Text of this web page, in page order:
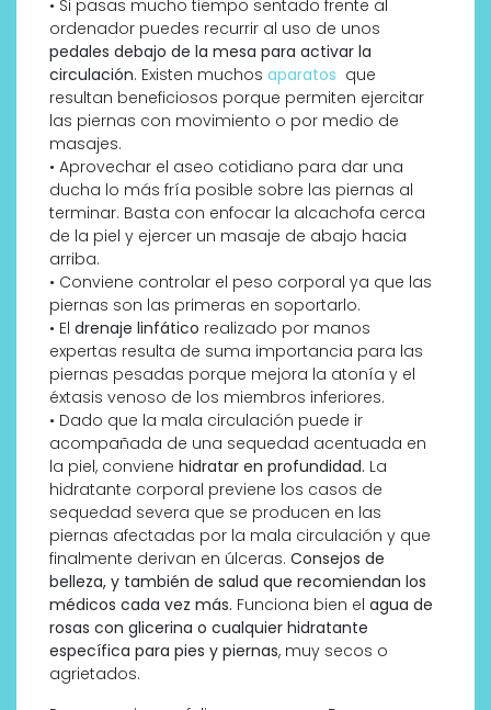
• Si pasas mucho tiempo sentado frente al
ordenador puedes recurrir al uso de unos
pedales debajo de la mesa para activar la
circulación. Existen muchos aparatos que
resultan beneficiosos porque permiten ejercitar
las piernas con movimiento o por medio de
masajes.
• Aprovechar el aseo cotidiano para dar una
ducha lo más fría posible sobre las piernas al
terminar. Basta con enfocar la alcachofa cerca
de la piel y ejercer un masaje de abajo hacia
arriba.
• Conviene controlar el peso corporal ya que las
piernas son las primeras en soportarlo.
• El drenaje linfático realizado por manos
expertas resulta de suma importancia para las
piernas pesadas porque mejora la atonía y el
éxtasis venoso de los miembros inferiores.
• Dado que la mala circulación puede ir
acompañada de una sequedad acentuada en
la piel, conviene hidratar en profundidad. La
hidratante corporal previene los casos de
sequedad severa que se producen en las
piernas afectadas por la mala circulación y que
finalmente derivan en úlceras. Consejos de
belleza, y también de salud que recomiendan los
médicos cada vez más. Funciona bien el agua de
rosas con glicerina o cualquier hidratante
específica para pies y piernas, muy secos o
agrietados.